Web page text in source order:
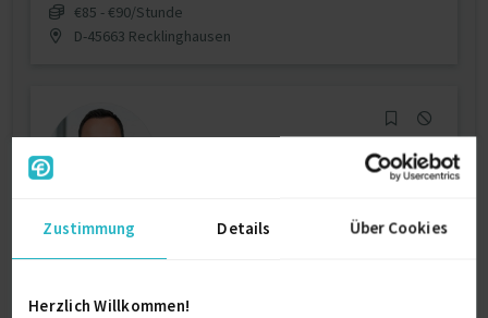
Zustimmung Details Über Cookies
Herzlich Willkommen!
€85 - €90/Stunde
D-45663 Recklinghausen
Interim Manager & GxP-Berater | Pharma,
Biotech...